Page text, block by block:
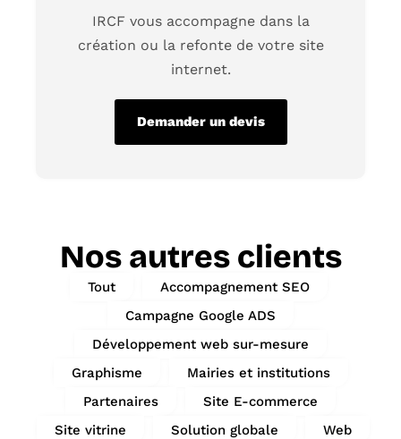
IRCF vous accompagne dans la
création ou larefonte de votre site
internet.
Demander un devis
Nos autres clients
Tout
Accompagnement SEO
Campagne Google ADS
Développement web sur-mesure
Graphisme
Mairies et institutions
Partenaires
Site E-commerce
Site vitrine
Solution globale Web